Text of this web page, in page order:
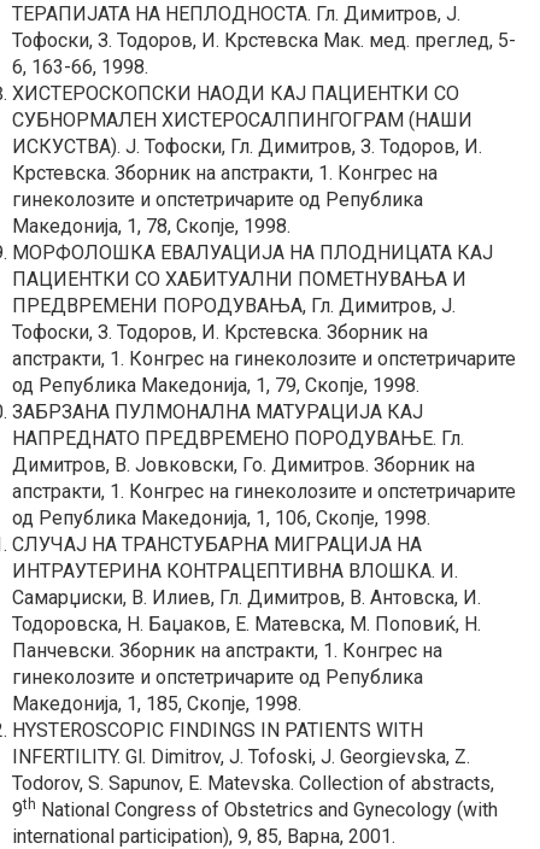
ТЕРАПИЈАТА НА НЕПЛОДНОСТА. Гл. Димитров, Ј.
Тофоски, З. Тодоров, И. Крстевска Мак. мед. преглед, 5-
6, 163-66, 1998.
ХИСТЕРОСКОПСКИ НАОДИ КАЈ ПАЦИЕНТКИ СО
СУБНОРМАЛЕН ХИСТЕРОСАЛПИНГОГРАМ (НАШИ
ИСКУСТВА). Ј. Тофоски, Гл. Димитров, З. Тодоров, И.
Крстевска. Зборник на апстракти, 1. Конгрес на
гинеколозите и опстетричарите од Република
Македонија, 1, 78, Скопје, 1998.
МОРФОЛОШКА ЕВАЛУАЦИЈА НА ПЛОДНИЦАТА КАЈ
ПАЦИЕНТКИ СО ХАБИТУАЛНИ ПОМЕТНУВАЊА И
ПРЕДВРЕМЕНИ ПОРОДУВАЊА, Гл. Димитров, Ј.
Тофоски, З. Тодоров, И. Крстевска. Зборник на
апстракти, 1. Конгрес на гинеколозите и опстетричарите
од Република Македонија, 1, 79, Скопје, 1998.
ЗАБРЗАНА ПУЛМОНАЛНА МАТУРАЦИЈА КАЈ
НАПРЕДНАТО ПРЕДВРЕМЕНО ПОРОДУВАЊЕ. Гл.
Димитров, В. Јовковски, Го. Димитров. Зборник на
апстракти, 1. Конгрес на гинеколозите и опстетричарите
од Република Македонија, 1, 106, Скопје, 1998.
СЛУЧАЈ НА ТРАНСТУБАРНА МИГРАЦИЈА НА
ИНТРАУТЕРИНА КОНТРАЦЕПТИВНА ВЛОШКА. И.
Самарџиски, В. Илиев, Гл. Димитров, В. Антовска, И.
Тодоровска, Н. Баџаков, Е. Матевска, М. Поповиќ, Н.
Панчевски. Зборник на апстракти, 1. Конгрес на
гинеколозите и опстетричарите од Република
Македонија, 1, 185, Скопје, 1998.
HYSTEROSCOPIC FINDINGS IN PATIENTS WITH
INFERTILITY. Gl. Dimitrov, J. Tofoski, J. Georgievska, Z.
Todorov, S. Sapunov, E. Matevska. Collection of abstracts,
9th National Congress of Obstetrics and Gynecology (with
international participation), 9, 85, Варна, 2001.